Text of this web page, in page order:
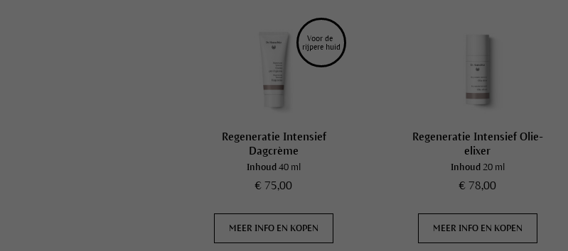
Voor de
rijpere huid
Regeneratie Intensief
Dagcrème
Inhoud40 ml
€ 75,00
MEER INFO EN KOPEN
Regeneratie Intensief Olie-
elixer
Inhoud 20 ml
€ 78,00
MEER INFO EN KOPEN